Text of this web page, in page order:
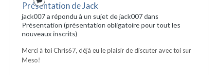
Présentation de Jack
jack007 a répondu à un sujet de jack007 dans
Présentation (présentation obligatoire pour tout les
nouveaux inscrits)
Merci à toi Chris67, déjà eu le plaisir de discuter avec toi sur
Meso!